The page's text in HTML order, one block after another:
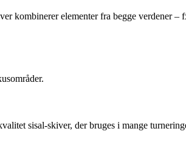
kombinerer elementer fra begge verdener
sisal-skiver, der bruges i mange